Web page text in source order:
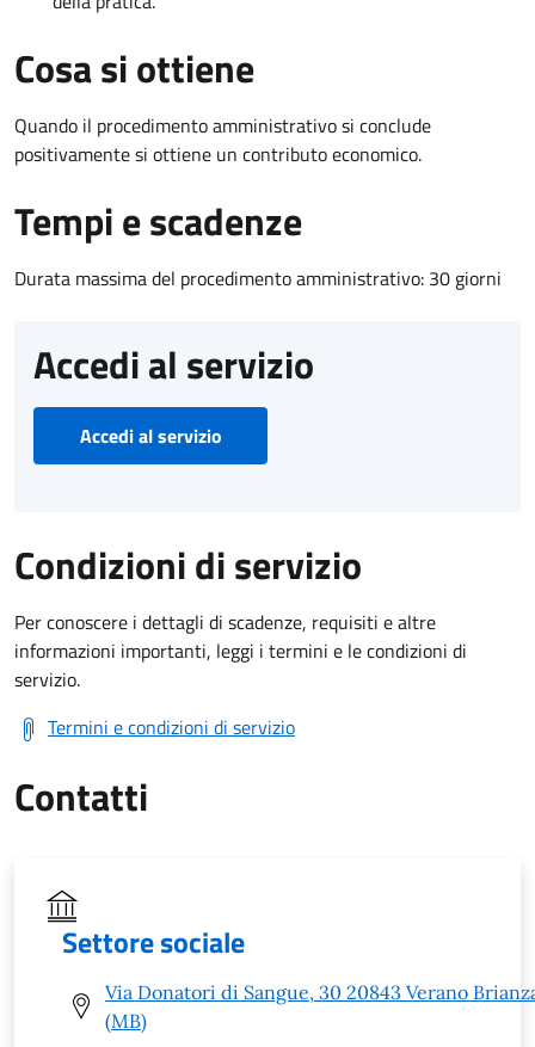
Cosa si ottiene
Quando il procedimento amministrativo si conclude
positivamente si ottiene un contributo economico.
Tempi e scadenze
Durata massima del procedimento amministrativo: 30 giorni
Accedi al servizio
Accedi al servizio
Condizioni di servizio
Per conoscere i dettagli di scadenze, requisiti e altre
informazioni importanti, leggi i termini e le condizioni di
servizio.
Termini e condizioni di servizio
Contatti
Settore sociale
Via Donatori di Sangue, 30 20843 Verano
(MB)